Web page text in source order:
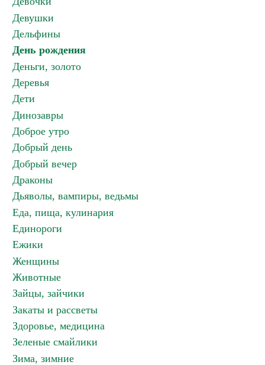
Девушки
Дельфины
День рождения
Деньги, золото
Деревья
Дети
Динозавры
Доброе утро
Добрый день
Добрый вечер
Драконы
Дьяволы, вампиры, ведьмы
Еда, пища, кулинария
Единороги
Ежики
Женщины
Животные
Зайцы, зайчики
Закаты и рассветы
Здоровье, медицина
Зеленые смайлики
Зима, зимние